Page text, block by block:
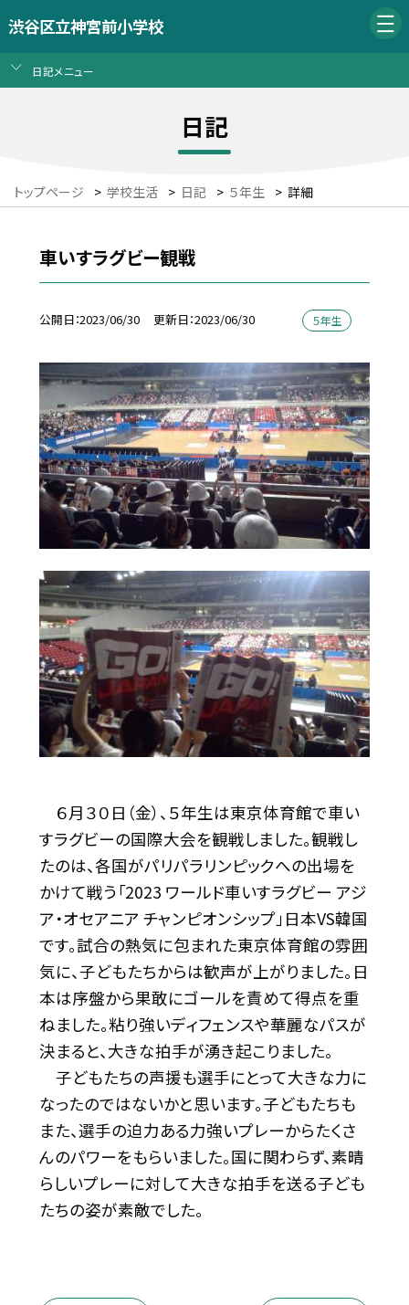
渋谷区立神宮前小学校
日記メニュー
日記
トップページ > 学校生活 > 日記 > ５年生 > 詳細
車いすラグビー観戦
公開日 2023/06/30 更新日 2023/06/30 ５年生
６月３０日（金）、５年生は東京体育館で車い
すラグビーの国際大会を観戦しました。観戦し
たのは、各国がパリパラリンピックへの出場を
かけて戦う「2023 ワールド車いすラグビー アジ
ア・オセアニア チャンピオンシップ」日本VS韓国
です。試合の熱気に包まれた東京体育館の雰囲
気に、子どもたちからは歓声が上がりました。日
本は序盤から果敢にゴールを責めて得点を重
ねました。粘り強いディフェンスや華麗なパスが
決まると、大きな拍手が湧き起こりました。
子どもたちの声援も選手にとって大きな力に
なったのではないかと思います。子どもたちも
また、選手の迫力ある力強いプレーからたくさ
んのパワーをもらいました。国に関わらず、素晴
らしいプレーに対して大きな拍手を送る子ども
たちの姿が素敵でした。